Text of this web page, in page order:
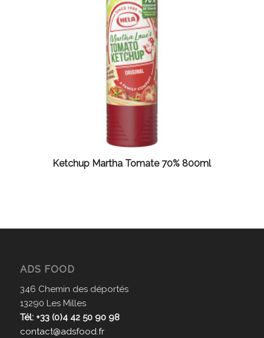
Ketchup Martha Tomate 70% 800ml
ADS FOOD
346 Chemin des déportés
13290 Les Milles
Tél: +33 (0)4 42 50 90 98
contact@adsfood.fr